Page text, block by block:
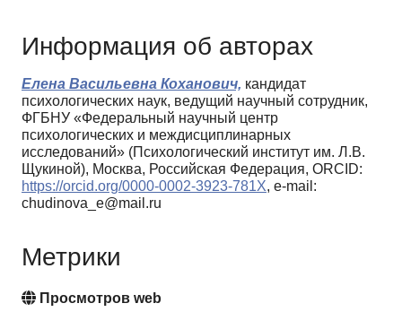
Информация об авторах
Елена Васильевна Коханович, кандидат
психологических наук, ведущий научный сотрудник,
ФГБНУ «Федеральный научный центр
психологических и междисциплинарных
исследований» (Психологический институт им. Л.В.
Щукиной), Москва, Российская Федерация, ORCID:
https://orcid.org/0000-0002-3923-781X, e-mail:
chudinova_e@mail.ru
Метрики
Просмотров web